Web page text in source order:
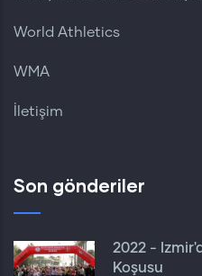
World Athletics
WMA
İletişim
Son gönderiler
2022 -
Koşusu